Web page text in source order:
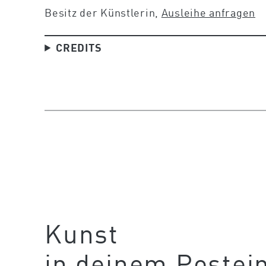
Besitz der Künstlerin, Ausleihe anfragen
CREDITS
Kunst